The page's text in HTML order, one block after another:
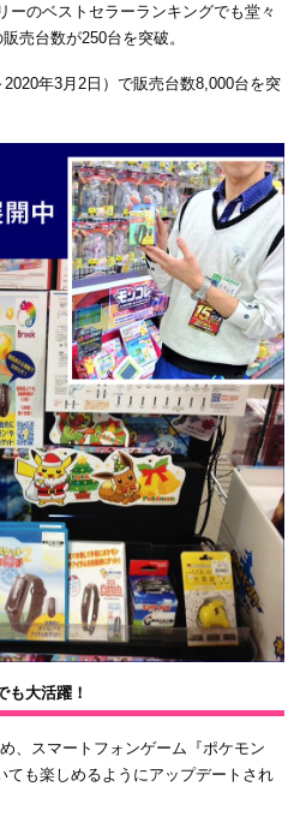
ーのベストセラーランキングでも堂々
売台数が250台を突破。
年3月2日）で販売台数8,000台を突
も大活躍！
、スマートフォンゲーム『ポケモン
ても楽しめるようにアップデートされ